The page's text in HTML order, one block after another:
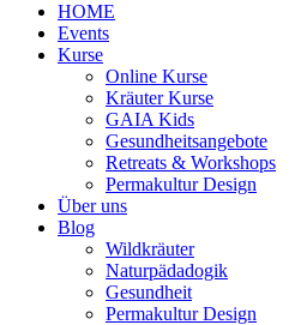
HOME
Events
Kurse
Online Kurse
Kräuter Kurse
GAIA Kids
Gesundheitsangebote
Retreats & Workshops
Permakultur Design
Über uns
Blog
Wildkräuter
Naturpädadogik
Gesundheit
Permakultur Design